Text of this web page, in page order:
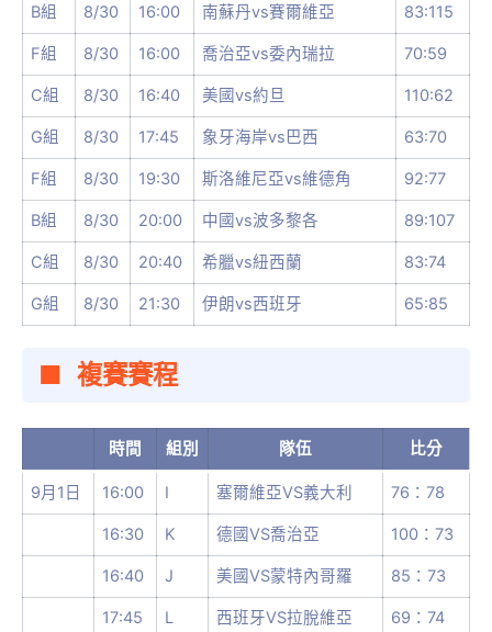
B組 8/30 16:00 南蘇丹vs賽爾維亞 83:115
F組 8/30 16:00 喬治亞vs委內瑞拉 70:59
C組 8/30 16:40 美國vs約旦 110:62
G組 8/30 17:45 象牙海岸vs巴西 63:70
F組 8/30 19:30 斯洛維尼亞vs維德角 92:77
B組 8/30 20:00 中國vs波多黎各 89:107
C組 8/30 20:40 希臘vs紐西蘭 83:74
G組 8/30 21:30 伊朗vs西班牙 65:85
複賽賽程
時間 組別 隊伍 比分
9月1日 16:00 I 塞爾維亞VS義大利 76：78
16:30 K 德國VS喬治亞 100：73
16:40 J 美國VS蒙特內哥羅 85：73
17:45 L 西班牙VS拉脫維亞 69：74